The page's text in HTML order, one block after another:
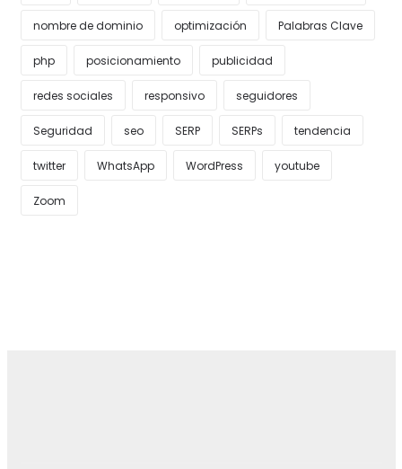
nombre de dominio optimización Palabras Clave
php posicionamiento publicidad
redes sociales responsivo seguidores
Seguridad seo SERP SERPs tendencia
twitter WhatsApp WordPress youtube
Zoom